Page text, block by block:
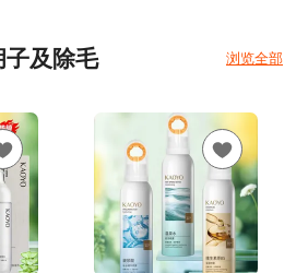
子及除毛 浏览全部